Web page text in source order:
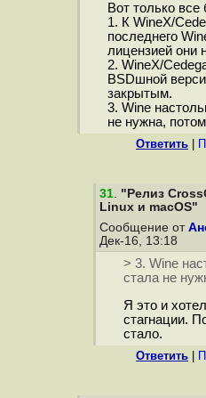
Вот только все
1. К WineX/
последнего
лицензией они
2. WineX/
BSDшной
закрытым.
3. Wine
не нужна,
Ответить
31. "Релиз
Linux и macOS"
Сообщение от
Дек-16, 13:18
> 3. Wine
стала не
Я это и
стагнации.
стало.
Ответить